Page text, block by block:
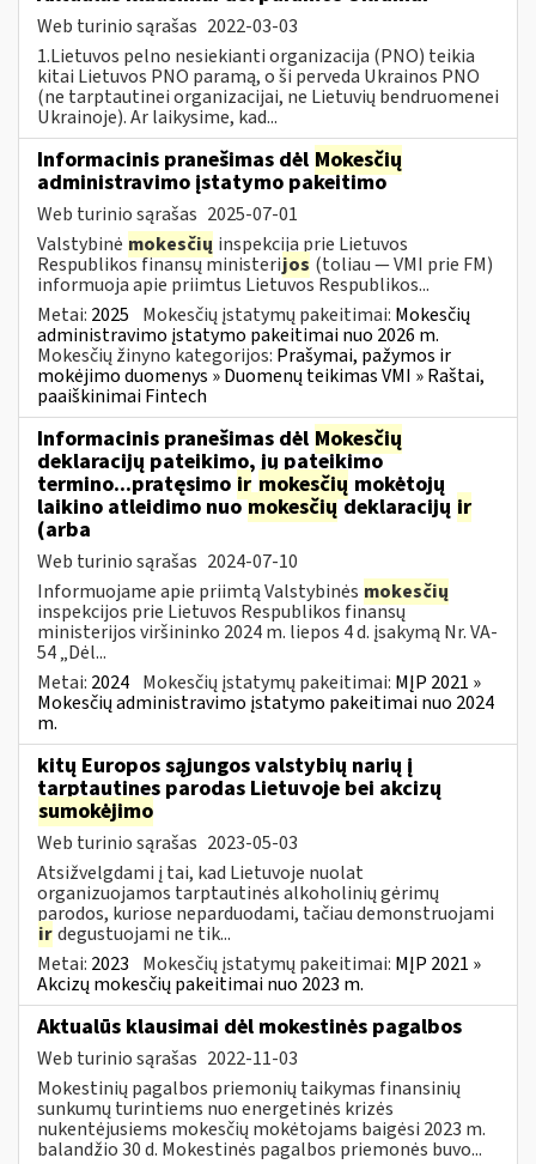
Web turinio sąrašas 2022-03-03
1.Lietuvos pelno nesiekianti organizacija (PNO) teikia
kitai Lietuvos PNO paramą, o ši perveda Ukrainos PNO
(ne tarptautinei organizacijai, ne Lietuvių bendruomenei
Ukrainoje). Ar laikysime, kad...
Informacinis pranešimas dėl Mokesčių
administravimo įstatymo pakeitimo
Web turinio sąrašas 2025-07-01
Valstybinė mokesčių inspekcija prie Lietuvos
Respublikos finansų ministerijos (toliau — VMI prie FM)
informuoja apie priimtus Lietuvos Respublikos...
Metai: 2025 Mokesčių įstatymų pakeitimai: Mokesčių
administravimo įstatymo pakeitimai nuo 2026 m.
Mokesčių žinyno kategorijos: Prašymai, pažymos ir
mokėjimo duomenys » Duomenų teikimas VMI » Raštai,
paaiškinimai Fintech
Informacinis pranešimas dėl Mokesčių
deklaracijų pateikimo, jų pateikimo
termino...pratęsimo ir mokesčių mokėtojų
laikino atleidimo nuomokesčiųdeklaracijų ir
(arba
Web turinio sąrašas 2024-07-10
Informuojame apie priimtą Valstybinės mokesčių
inspekcijos prie Lietuvos Respublikos finansų
ministerijos viršininko 2024 m. liepos 4 d. įsakymą Nr. VA-
54 „Dėl...
Metai: 2024 Mokesčių įstatymų pakeitimai: MĮP 2021 »
Mokesčių administravimo įstatymo pakeitimai nuo 2024
m.
kitų Europos sąjungos valstybių narių į
tarptautines parodas Lietuvoje bei akcizų
sumokėjimo
Web turinio sąrašas 2023-05-03
Atsižvelgdami į tai, kad Lietuvoje nuolat
organizuojamos tarptautinės alkoholinių gėrimų
parodos, kuriose neparduodami, tačiau demonstruojami
irdegustuojami ne tik...
Metai: 2023 Mokesčių įstatymų pakeitimai: MĮP 2021 »
Akcizų mokesčių pakeitimai nuo 2023 m.
Aktualūs klausimai dėl mokestinės pagalbos
Web turinio sąrašas 2022-11-03
Mokestinių pagalbos priemonių taikymas finansinių
sunkumų turintiems nuo energetinės krizės
nukentėjusiems mokesčių mokėtojams baigėsi 2023 m.
balandžio 30 d. Mokestinės pagalbos priemonės buvo...